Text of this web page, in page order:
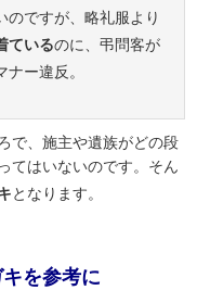
のですが、略礼服より
ているのに、弔問客が
ー違反。
で、施主や遺族がどの段
てはいないのです。そん
となります。
を参考に